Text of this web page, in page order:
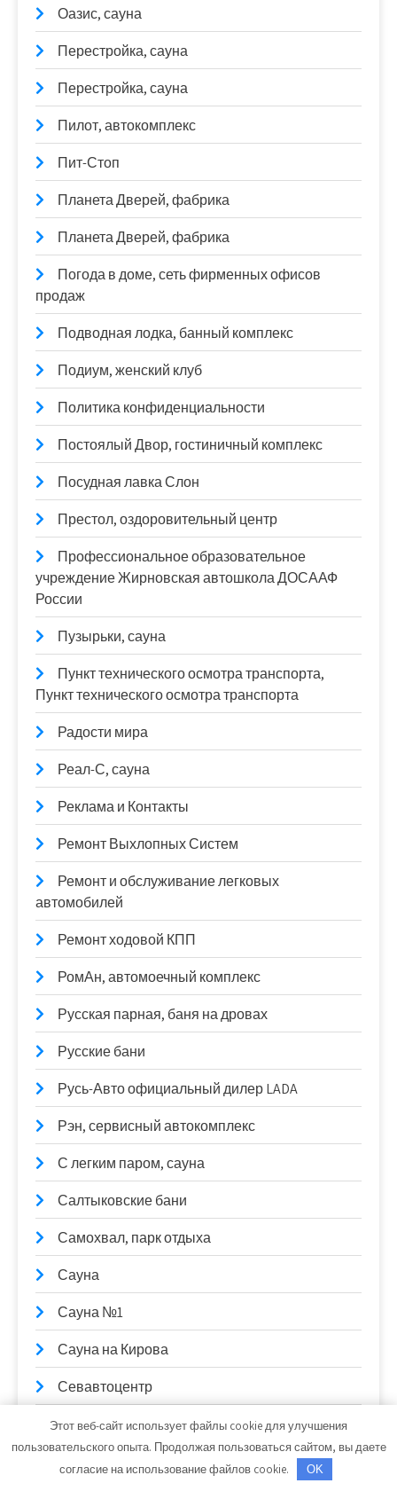
Оазис, сауна
Перестройка, сауна
Перестройка, сауна
Пилот, автокомплекс
Пит-Стоп
Планета Дверей, фабрика
Планета Дверей, фабрика
Погода в доме, сеть фирменных офисов
продаж
Подводная лодка, банный комплекс
Подиум, женский клуб
Политика конфиденциальности
Постоялый Двор, гостиничный комплекс
Посудная лавка Слон
Престол, оздоровительный центр
Профессиональное образовательное
учреждение Жирновская автошкола ДОСААФ
России
Пузырьки, сауна
Пункт технического осмотра транспорта,
Пункт технического осмотра транспорта
Радости мира
Реал-С, сауна
Реклама и Контакты
Ремонт Выхлопных Систем
Ремонт и обслуживание легковых
автомобилей
Ремонт ходовой КПП
РомАн, автомоечный комплекс
Русская парная, баня на дровах
Русские бани
Русь-Авто официальный дилер LADA
Рэн, сервисный автокомплекс
С легким паром, сауна
Салтыковские бани
Самохвал, парк отдыха
Сауна
Сауна №1
Сауна на Кирова
Севавтоцентр
Сельга, аквасауна
Сельмашевские бани, банный комплекс
Этот веб-сайт использует файлы cookie для улучшения
пользовательского опыта. Продолжая пользоваться сайтом, вы даете
согласие на использование файлов cookie.
OK